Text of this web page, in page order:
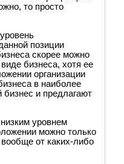
то просто
позиции
скорее можно
бизнеса, хотя ее
организации
в наиболее
и предлагают
уровнем
можно только
от каких-либо